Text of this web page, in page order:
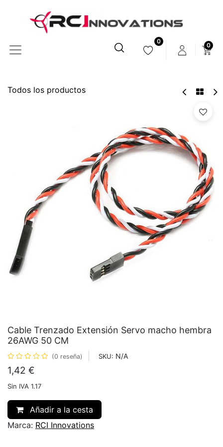
0
0
Todos los productos
Cable Trenzado Extensión Servo macho hembra
26AWG 50 CM
(0 reseña) SKU: N/A
1,42 €
Sin IVA 1.17
Añadir a la cesta
Marca: RCI Innovations